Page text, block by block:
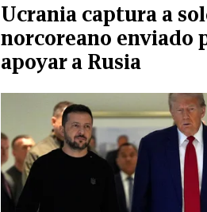
Ucrania captura a
norcoreano enviado
apoyar a Rusia